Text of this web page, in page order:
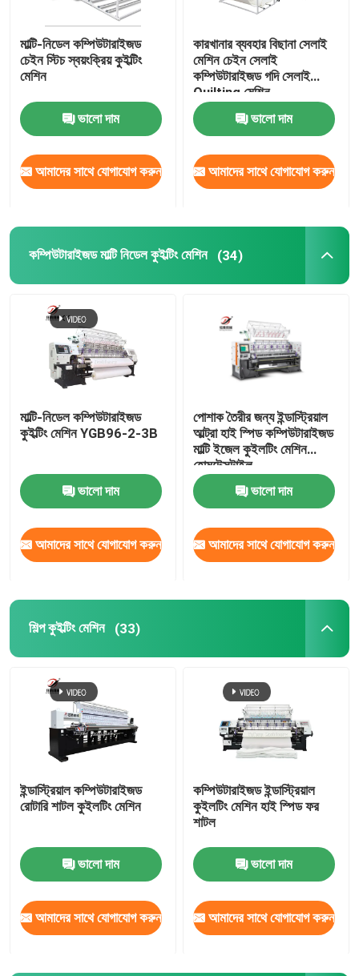
কুইলটিং মেশিনের যন্ত্রাংশ
মাল্টি-নিডেল কম্পিউটারাইজড
চেইন স্টিচ স্বয়ংক্রিয় কুইল্টিং
মেশিন
ভালো দাম
আমাদের সাথে যোগাযোগ করুন
কারখানার ব্যবহার বিছানা সেলাই
মেশিন চেইন সেলাই
কম্পিউটারাইজড গদি সেলাই
Quilting মেশিন
ভালো দাম
আমাদের সাথে যোগাযোগ করুন
কম্পিউটারাইজড মাল্টি নিডেল কুইল্টিং মেশিন (34)
মাল্টি-নিডেল কম্পিউটারাইজড
কুইল্টিং মেশিন YGB96-2-3B
ভালো দাম
আমাদের সাথে যোগাযোগ করুন
পোশাক তৈরীর জন্য ইন্ডাস্ট্রিয়াল
আল্ট্রা হাই স্পিড কম্পিউটারাইজড
মাল্টি ইজেল কুইলটিং মেশিন
হোমটেক্সটাইল
ভালো দাম
আমাদের সাথে যোগাযোগ করুন
শিল্প কুইল্টিং মেশিন (33)
ইন্ডাস্ট্রিয়াল কম্পিউটারাইজড
রোটারি শাটল কুইলটিং মেশিন
ভালো দাম
আমাদের সাথে যোগাযোগ করুন
কম্পিউটারাইজড ইন্ডাস্ট্রিয়াল
কুইলটিং মেশিন হাই স্পিড ফর
শাটল
ভালো দাম
আমাদের সাথে যোগাযোগ করুন